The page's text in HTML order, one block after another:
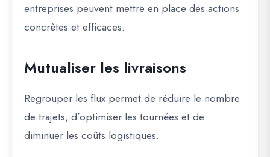
entreprises peuvent mettre en place des actions
concrètes et efficaces.
Mutualiser les livraisons
Regrouper les flux permet de réduire le nombre
de trajets, d’optimiser les tournées et de
diminuer les coûts logistiques.